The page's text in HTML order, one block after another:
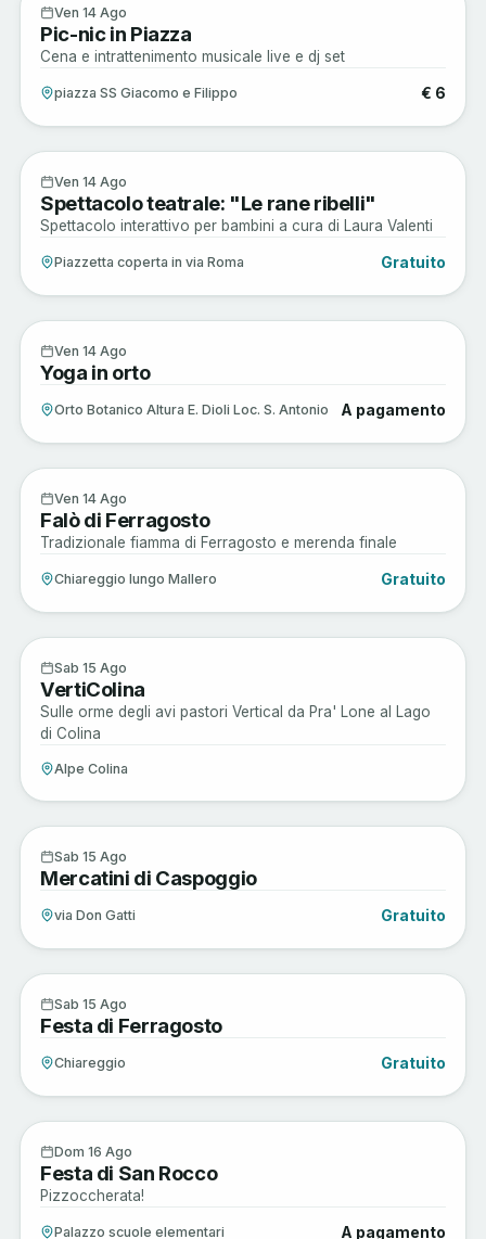
Enogastronomia
Ven 14 Ago
Pic-nic in Piazza
Cena e intrattenimento musicale live e dj set
piazza SS Giacomo e Filippo € 6
Arte e Cultura
Ven 14 Ago
Spettacolo teatrale: "Le rane ribelli"
Spettacolo interattivo per bambini a cura di Laura Valenti
Piazzetta coperta in via Roma Gratuito
Musica e Spettacoli
Ven 14 Ago
Yoga in orto
Orto Botanico Altura E. Dioli Loc. S. Antonio A pagamento
Musica e Spettacoli
Ven 14 Ago
Falò di Ferragosto
Tradizionale fiamma di Ferragosto e merenda finale
Chiareggio lungo Mallero Gratuito
Active
Sab 15 Ago
VertiColina
Sulle orme degli avi pastori Vertical da Pra' Lone al Lago
di Colina
Alpe Colina
Arte e Cultura
Sab 15 Ago
Mercatini di Caspoggio
via Don Gatti Gratuito
Enogastronomia
Sab 15 Ago
Festa di Ferragosto
Chiareggio Gratuito
Enogastronomia
Dom 16 Ago
Festa di San Rocco
Pizzoccherata!
Palazzo scuole elementari A pagamento